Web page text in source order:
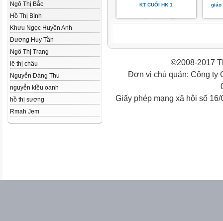
Ngô Thị Bắc
Hồ Thị Bình
Khưu Ngọc Huyền Anh
Dương Huy Tần
Ngô Thị Trang
lê thị châu
Nguyễn Dáng Thu
nguyễn kiều oanh
hồ thị sương
Rmah Jem
KT CUỐI HK 1 giáo
©2008-2017
Đơn vị chủ quản: Công ty
Giấy phép mạng xã hội số